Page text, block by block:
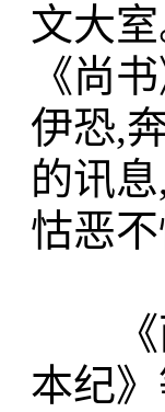
文大
《尚
伊恐,
的讯
怙恶不
《西
本纪